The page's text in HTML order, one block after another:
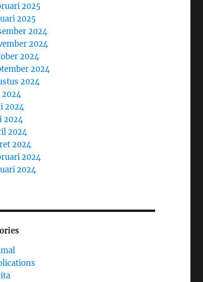
2025
2025
2024
2024
2024
2024
2024
2024
2024
2024
2024
2024
2024
2024